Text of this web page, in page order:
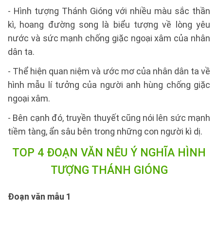
- Hình tượng Thánh Gióng với nhiều màu sắc thần
kì, hoang đường song là biểu tượng về lòng yêu
nước và sức mạnh chống giặc ngoại xâm của nhân
dân ta.
- Thể hiện quan niệm và ước mơ của nhân dân ta về
hình mẫu lí tưởng của người anh hùng chống giặc
ngoại xâm.
- Bên cạnh đó, truyền thuyết cũng nói lên sức mạnh
tiềm tàng, ẩn sâu bên trong những con người kì dị.
TOP 4 ĐOẠN VĂN NÊU Ý NGHĨA HÌNH
TƯỢNG THÁNH GIÓNG
Đoạn văn mẫu 1